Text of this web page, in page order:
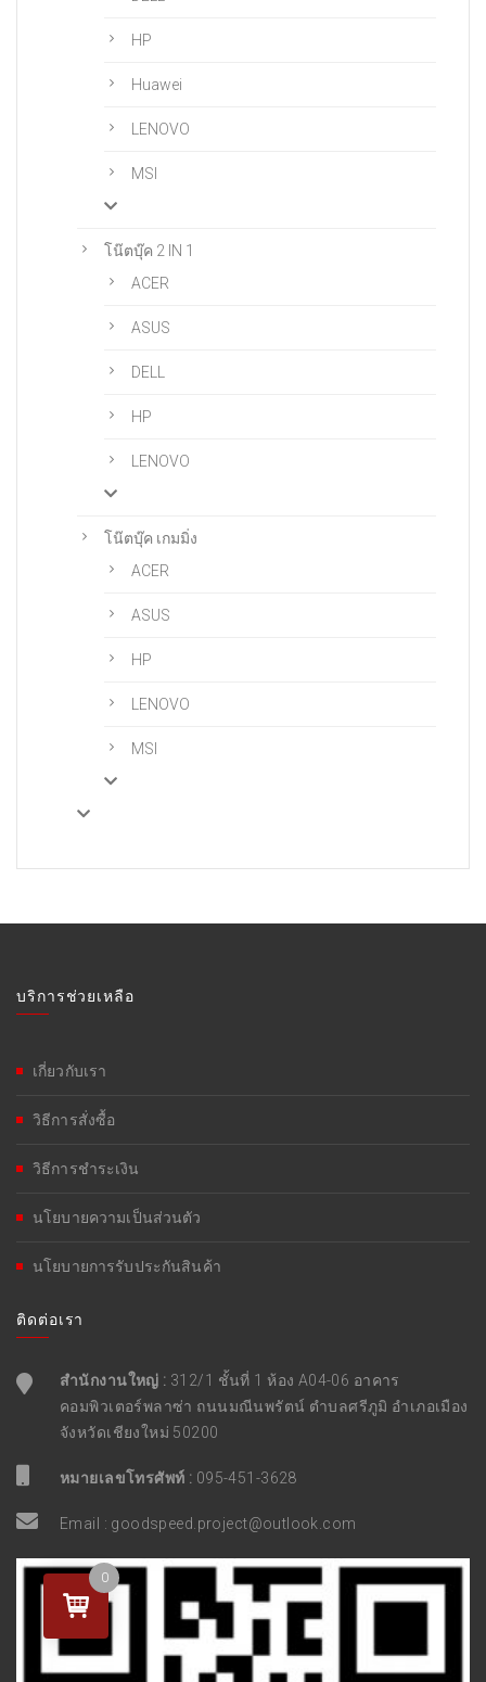
HP
Huawei
LENOVO
MSI
โน๊ตบุ๊ค 2 IN 1
ACER
ASUS
DELL
HP
LENOVO
โน๊ตบุ๊ค เกมมิ่ง
ACER
ASUS
HP
LENOVO
MSI
บริการช่วยเหลือ
เกี่ยวกับเรา
วิธีการสั่งซื้อ
วิธีการชำระเงิน
นโยบายความเป็นส่วนตัว
นโยบายการรับประกันสินค้า
ติดต่อเรา
สำนักงานใหญ่ : 312/1 ชั้นที่ 1 ห้อง A04-06 อาคาร
คอมพิวเตอร์พลาซ่า ถนนมณีนพรัตน์ ตำบลศรีภูมิ อำเภอเมือง
จังหวัดเชียงใหม่ 50200
หมายเลขโทรศัพท์ : 095-451-3628
Email : goodspeed.project@outlook.com
0